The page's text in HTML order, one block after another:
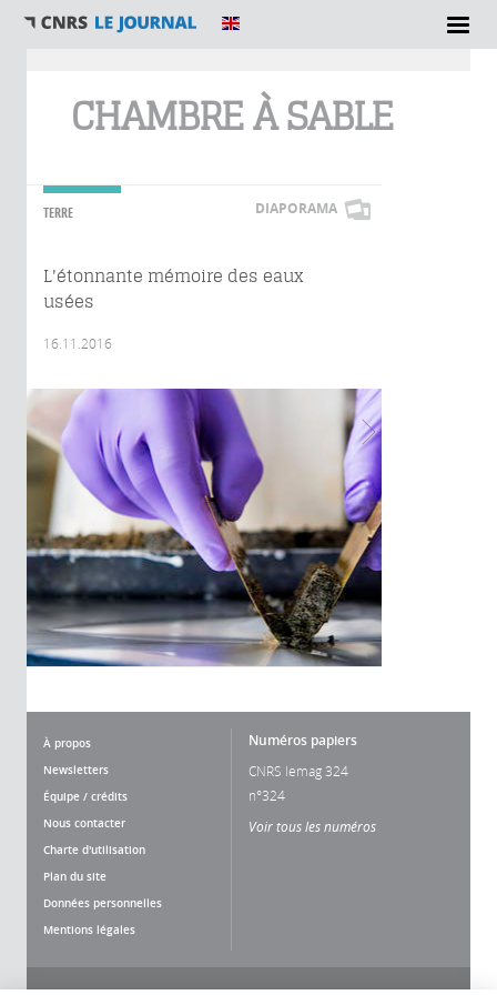
CHAMBRE À SABLE
TERRE DIAPORAMA
L'étonnante mémoire des eaux
usées
16.11.2016
À propos
Newsletters
Équipe / crédits
Nous contacter
Charte d'utilisation
Plan du site
Données personnelles
Mentions légales
Numéros papiers
CNRS lemag 324
n°324
Voir tous les numéros